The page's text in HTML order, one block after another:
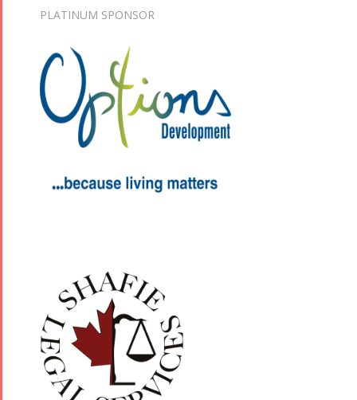
PLATINUM SPONSOR